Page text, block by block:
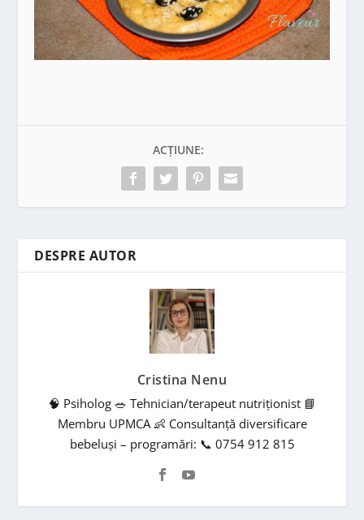
ACȚIUNE:
DESPRE AUTOR
Cristina Nenu
🧠 Psiholog 🥗 Tehnician/terapeut nutriționist 📘
Membru UPMCA 👶 Consultanță diversificare
bebeluși – programări: 📞 0754 912 815